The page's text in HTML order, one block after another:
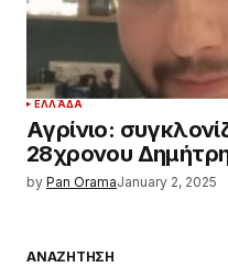
ΕΛΛΆΔΑ
Αγρίνιο:
28χρονου
by Pan OramaJanuary 2, 2025
ΑΝΑΖΗΤΗΣΗ